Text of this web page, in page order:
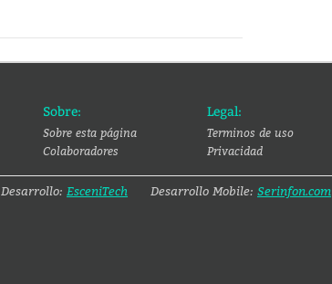
Sobre:
Sobre esta página
Colaboradores
Legal:
Terminos de uso
Privacidad
Desarrollo: EsceniTech Desarrollo Mobile: Serinfon.com